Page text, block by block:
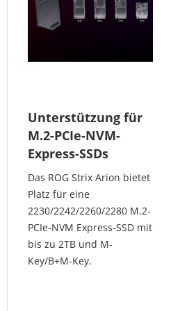
Unterstützung für
M.2-PCIe-NVM-
Express-SSDs
Das ROG Strix Arion bietet
Platz für eine
2230/2242/2260/2280 M.2-
PCIe-NVM Express-SSD mit
bis zu 2TB und M-
Key/B+M-Key.